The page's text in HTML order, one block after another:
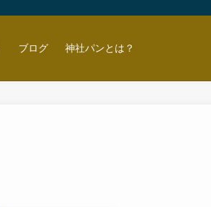
ブログ 神社パンとは？